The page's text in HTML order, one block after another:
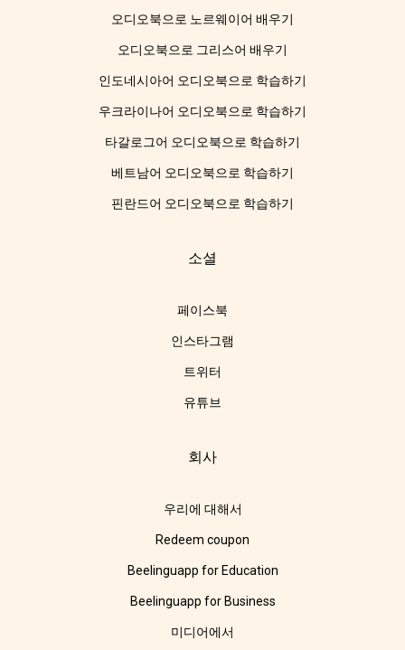
오디오북으로 노르웨이어 배우기
오디오북으로 그리스어 배우기
인도네시아어 오디오북으로 학습하기
우크라이나어 오디오북으로 학습하기
타갈로그어 오디오북으로 학습하기
베트남어 오디오북으로 학습하기
핀란드어 오디오북으로 학습하기
소셜
페이스북
인스타그램
트위터
유튜브
회사
우리에 대해서
Redeem coupon
Beelinguapp for Education
Beelinguapp for Business
미디어에서